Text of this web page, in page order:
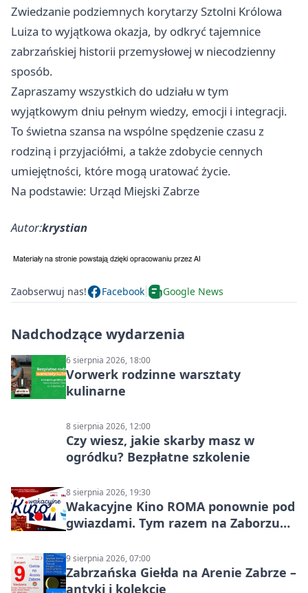
Zwiedzanie podziemnych korytarzy Sztolni Królowa
Luiza to wyjątkowa okazja, by odkryć tajemnice
zabrzańskiej historii przemysłowej w niecodzienny
sposób.
Zapraszamy wszystkich do udziału w tym
wyjątkowym dniu pełnym wiedzy, emocji i integracji.
To świetna szansa na wspólne spędzenie czasu z
rodziną i przyjaciółmi, a także zdobycie cennych
umiejętności, które mogą uratować życie.
Na podstawie: Urząd Miejski Zabrze
Autor:krystian
Zaobserwuj nas! Facebook Google News
Nadchodzące wydarzenia
6 sierpnia 2026, 18:00
Vorwerk rodzinne warsztaty
kulinarne
8 sierpnia 2026, 12:00
Czy wiesz, jakie skarby masz w
ogródku? Bezpłatne szkolenie
8 sierpnia 2026, 19:30
Wakacyjne Kino ROMA ponownie pod
gwiazdami. Tym razem na Zaborzu
9 sierpnia 2026, 07:00
Zabrzańska Giełda na Arenie Zabrze –
antyki i kolekcje